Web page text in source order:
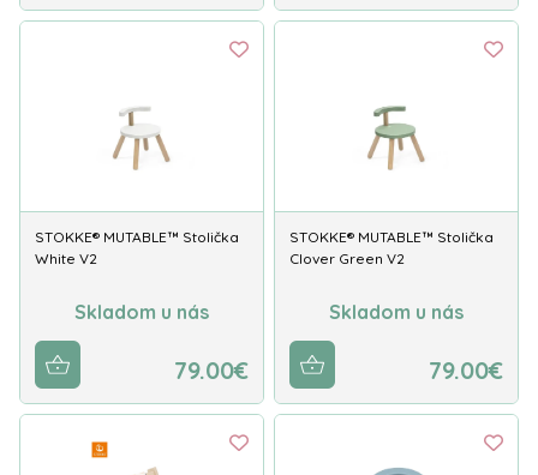
STOKKE® MUTABLE™ Stolička
White V2
Skladom u nás
79.00€
STOKKE® MUTABLE™ Stolička
Clover Green V2
Skladom u nás
79.00€